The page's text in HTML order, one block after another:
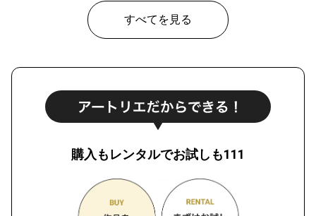
すべてを見る
購入もレンタルでお試しも111